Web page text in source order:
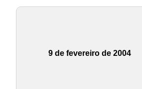
9 de fevereiro de 2004